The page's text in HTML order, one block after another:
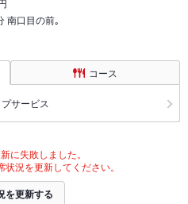
南口目の前｡
コース
サービス
に失敗しました。
況を更新してください。
を更新する